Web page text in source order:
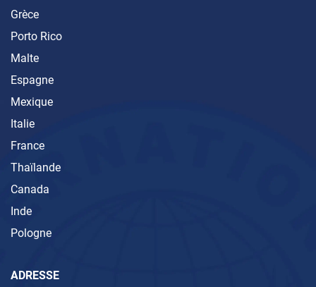
Grèce
Porto Rico
Malte
Espagne
Mexique
Italie
France
Thaïlande
Canada
Inde
Pologne
ADRESSE